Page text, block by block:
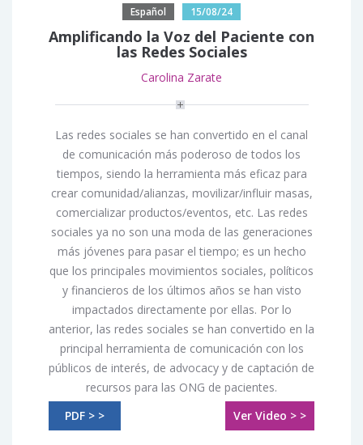
Español 15/08/24
Amplificando la Voz del Paciente con
las Redes Sociales
Carolina Zarate
Las redes sociales se han convertido en el canal
de comunicación más poderoso de todos los
tiempos, siendo la herramienta más eficaz para
crear comunidad/alianzas, movilizar/influir masas,
comercializar productos/eventos, etc. Las redes
sociales ya no son una moda de las generaciones
más jóvenes para pasar el tiempo; es un hecho
que los principales movimientos sociales, políticos
y financieros de los últimos años se han visto
impactados directamente por ellas. Por lo
anterior, las redes sociales se han convertido en la
principal herramienta de comunicación con los
públicos de interés, de advocacy y de captación de
recursos para las ONG de pacientes.
PDF > >
Ver Video > >